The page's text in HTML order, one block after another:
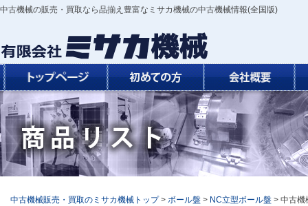
中古機械の販売・買取なら品揃え豊富なミサカ機械の中古機械情報(全国版)
中古機械販売・買取のミサカ機械トップ > ボール盤 > NC立型ボール盤 > 中古機